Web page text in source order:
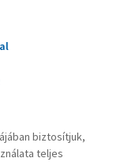
biztosítjuk,
teljes